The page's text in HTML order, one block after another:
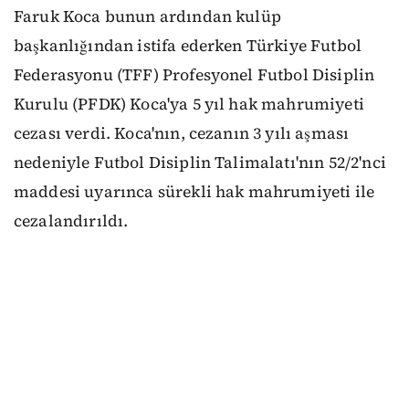
Faruk Koca bunun ardından kulüp
başkanlığından istifa ederken Türkiye Futbol
Federasyonu (TFF) Profesyonel Futbol Disiplin
Kurulu (PFDK) Koca'ya 5 yıl hak mahrumiyeti
cezası verdi. Koca'nın, cezanın 3 yılı aşması
nedeniyle Futbol Disiplin Talimalatı'nın 52/2'nci
maddesi uyarınca sürekli hak mahrumiyeti ile
cezalandırıldı.